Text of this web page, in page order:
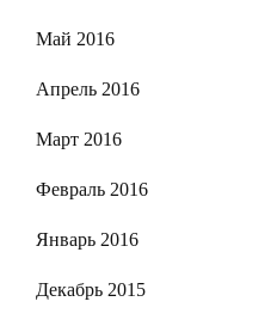
Май 2016
Апрель 2016
Март 2016
Февраль 2016
Январь 2016
Декабрь 2015